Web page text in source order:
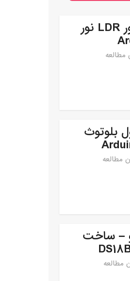
آموزش راه اندازی سنسور LDR نور
بلوتوث
– ساخت